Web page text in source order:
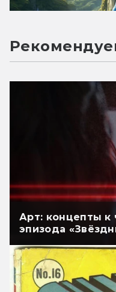
Арт: концепты к
эпизода